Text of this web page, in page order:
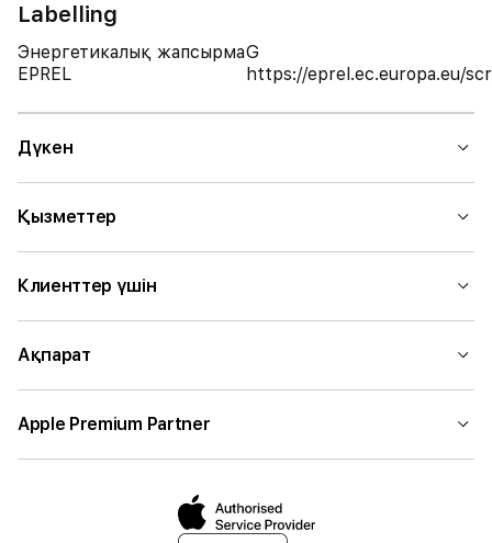
Labelling
Энергетикалық жапсырмаG
EPREL
https://eprel.ec.europa.eu/
Дүкен
Қызметтер
Клиенттер үшін
Ақпарат
Apple Premium Partner